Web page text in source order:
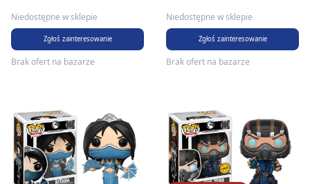
Niedostępne w sklepie
Zgłoś zainteresowanie
Brak ofert na bazarze
Niedostępne w sklepie
Zgłoś zainteresowanie
Brak ofert na bazarze